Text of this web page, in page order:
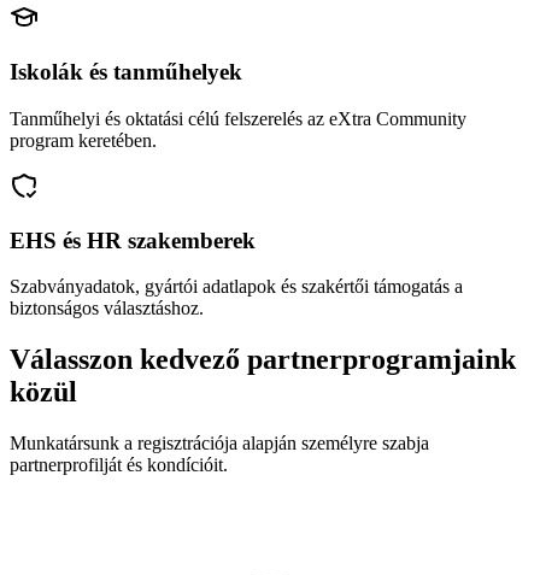
Iskolák és tanműhelyek
Tanműhelyi és oktatási célú felszerelés az eXtra Community
program keretében.
EHS és HR szakemberek
Szabványadatok, gyártói adatlapok és szakértői támogatás a
biztonságos választáshoz.
Válasszon kedvező partnerprogramjaink
közül
Munkatársunk a regisztrációja alapján személyre szabja
partnerprofilját és kondícióit.